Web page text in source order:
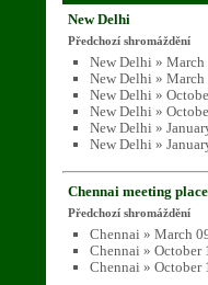
New Delhi
Předchozí shromáždění
New Delhi »
New Delhi »
New Delhi »
New Delhi »
New Delhi »
New Delhi »
Chennai meeting place
Předchozí shromáždění
Chennai » March
Chennai » October
Chennai » October